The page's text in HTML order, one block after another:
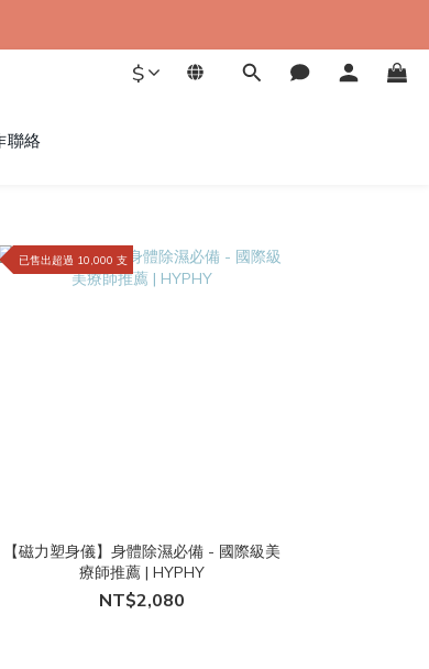
$
聯絡
已售出超過 10,000 支
【磁力塑身儀】身體除濕必備 - 國際級美
療師推薦 | HYPHY
NT$2,080